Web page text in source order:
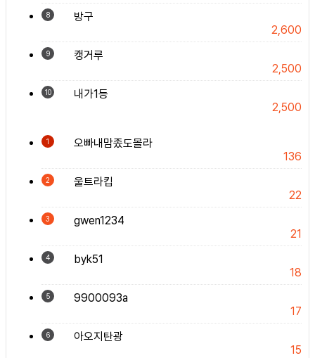
8
방구
2,600
9
캥거루
2,500
10
내가1등
2,500
1
오빠내맘좄도몰라
136
2
울트라킵
22
3
gwen1234
21
4
byk51
18
5
9900093a
17
6
아오지탄광
15